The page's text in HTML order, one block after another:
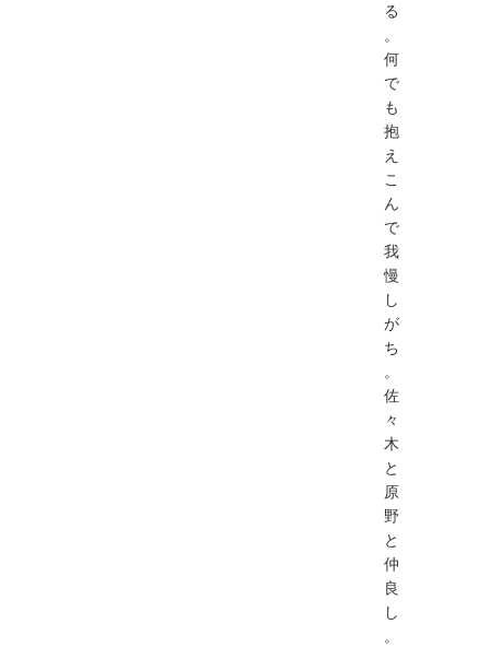
る
。
何
で
も
抱
え
こ
ん
で
我
慢
し
が
ち
。
佐
々
木
と
原
野
と
仲
良
し
。